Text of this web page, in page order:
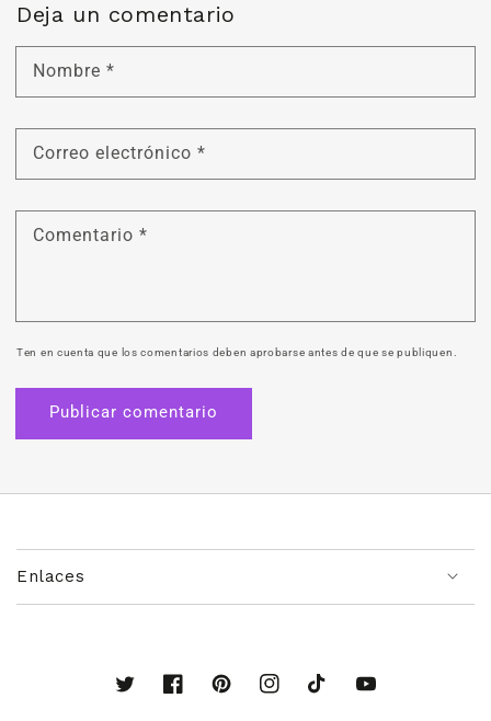
Deja un comentario
Nombre *
Correo electrónico *
Comentario *
Ten en cuenta que los comentarios deben aprobarse antes de que se publiquen.
Enlaces
TwitterFacebookPinterestInstagramTikTok YouTube